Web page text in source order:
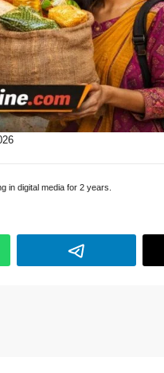
in digital media for 2 years.